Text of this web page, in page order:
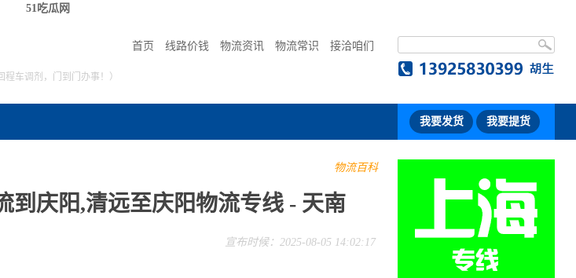
51吃瓜网
首页 线路价钱 物流资讯 物流常识 接洽咱们
程车调剂，门到门办事！）
我要发货 我要提货
物流百科
到庆阳,清远至庆阳物流专线 - 天南
宣布时候：2025-08-05 14:02:17